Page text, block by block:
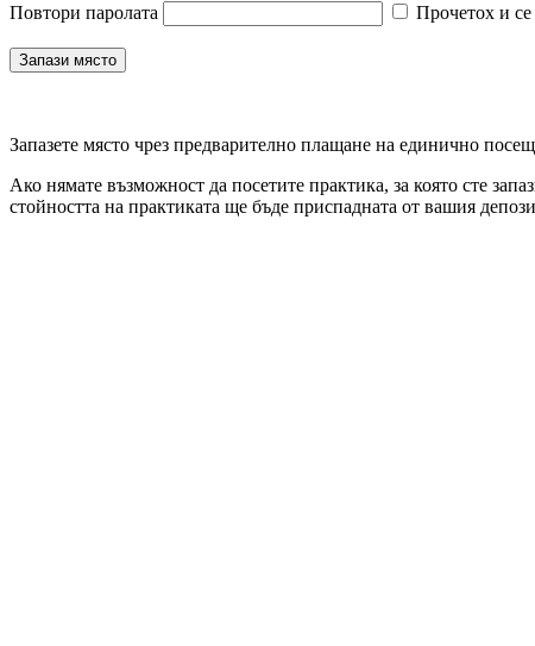
Повтори паролата Прочетох и се
Запазете място чрез предварително плащане на единично
Ако нямате възможност да посетите практика, за която сте
стойността на практиката ще бъде приспадната от вашия